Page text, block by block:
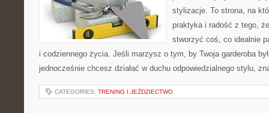
stylizacje. To strona, na
praktyka i radość z tego,
stworzyć coś, co idealnie
i codziennego życia. Jeśli marzysz o tym, by Twoja garderoba
jednocześnie chcesz działać w duchu odpowiedzialnego stylu,
CATEGORIES: TRENING I JEŹDZIECTWO